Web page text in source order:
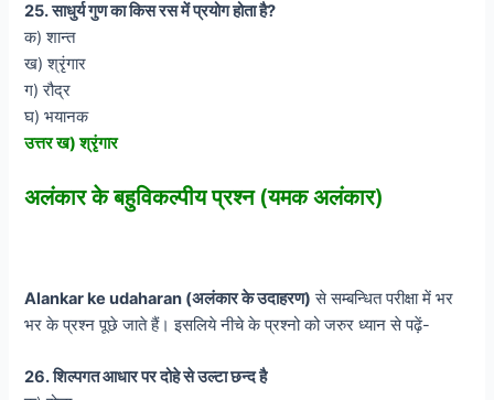
25. साधुर्य गुण का किस रस में प्रयोग होता है?
क) शान्त
ख) श्रृंगार
ग) रौद्र
घ) भयानक
उत्तर ख) श्रृंगार
अलंकार के बहुविकल्पीय प्रश्न (यमक अलंकार)
Alankar ke udaharan (अलंकार के उदाहरण) से सम्बन्धित परीक्षा में भर
भर के प्रश्न पूछे जाते हैं। इसलिये नीचे के प्रश्नो को जरुर ध्यान से पढ़ें-
26. शिल्पगत आधार पर दोहे से उल्टा छन्द है